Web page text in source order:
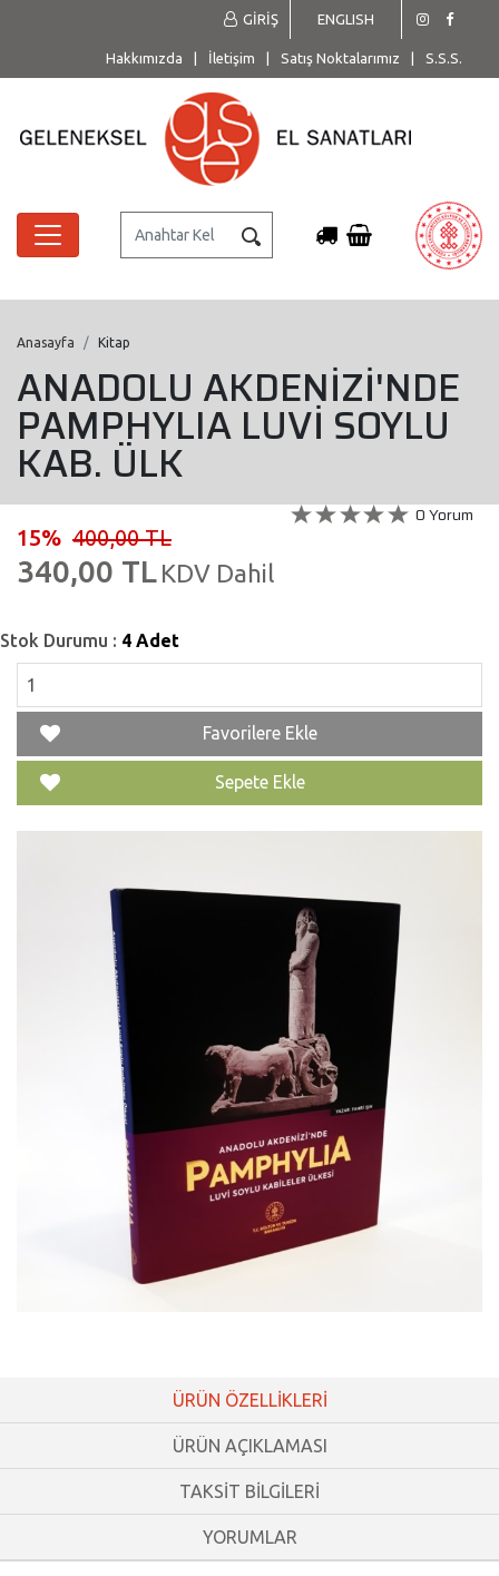
ENGLISH
GİRİŞ
Hakkımızda İletişim Satış Noktalarımız S.S.S.
Anasayfa Kitap
ANADOLU AKDENİZİ'NDE
PAMPHYLIA LUVİ SOYLU
KAB. ÜLK
15% 400,00 TL
340,00 TL KDV Dahil
0 Yorum
Stok Durumu : 4 Adet
Favorilere Ekle
Sepete Ekle
ÜRÜN ÖZELLİKLERİ
ÜRÜN AÇIKLAMASI
TAKSİT BİLGİLERİ
YORUMLAR